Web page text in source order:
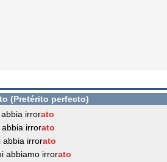
(Pretérito perfecto)
irrorato
irrorato
abbia irrorato
abbiamo irrorato